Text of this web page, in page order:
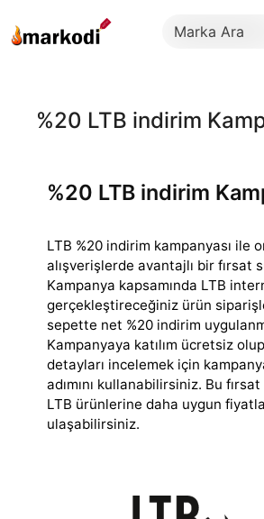
geç
%20 LTB indirim
%20 LTB indirim
LTB %20 indirim kampanyası ile
alışverişlerde avantajlı bir fırsat
Kampanya kapsamında LTB
gerçekleştireceğiniz ürün
sepette net %20 indirim
Kampanyaya katılım ücretsiz
detayları incelemek için
adımını kullanabilirsiniz. Bu
LTB ürünlerine daha uygun
ulaşabilirsiniz.